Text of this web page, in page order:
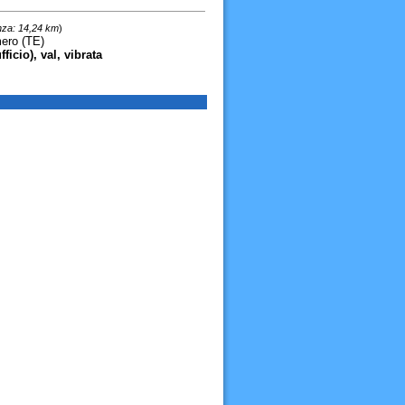
14,24 km)
(TE)
val, vibrata